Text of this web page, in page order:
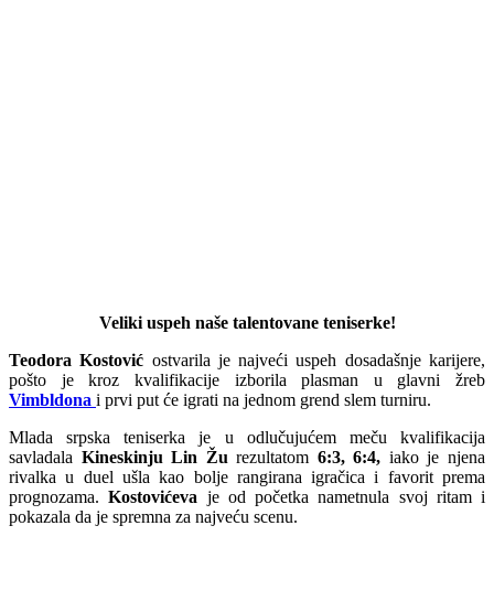
Veliki uspeh naše talentovane teniserke!
Teodora Kostović ostvarila je najveći uspeh dosadašnje karijere,
pošto je kroz kvalifikacije izborila plasman u glavni žreb
Vimbldona i prvi put će igrati na jednom grend slem turniru.
Mlada srpska teniserka je u odlučujućem meču kvalifikacija
savladala Kineskinju Lin Žu rezultatom 6:3, 6:4, iako je njena
rivalka u duel ušla kao bolje rangirana igračica i favorit prema
prognozama.Kostovićeva je od početka nametnula svoj ritam i
pokazala da je spremna za najveću scenu.